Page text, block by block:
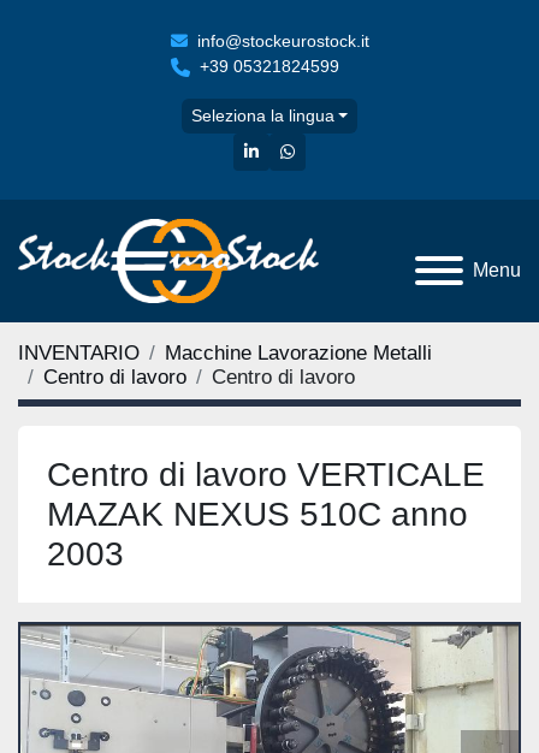
info@stockeurostock.it
+39 05321824599
Seleziona la lingua
linkedinwhatsapp
Menu
INVENTARIO
Macchine Lavorazione Metalli
Centro di lavoro
Centro di lavoro
Centro di lavoro VERTICALE
MAZAK NEXUS 510C anno
2003